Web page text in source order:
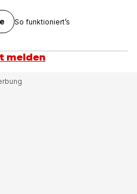
So funktioniert’s
melden